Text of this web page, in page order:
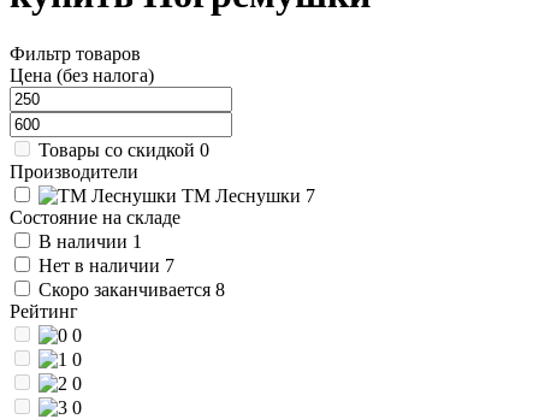
Фильтр товаров
Цена (без налога)
Товары со скидкой 0
Производители
ТМ Леснушки 7
Состояние на складе
В наличии 1
Нет в наличии 7
Скоро заканчивается 8
Рейтинг
0
0
0
0